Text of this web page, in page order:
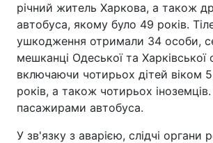
річний житель Харкова, а також
автобуса, якому було 49 років.
ушкодження отримали 34 особи,
мешканці Одеської та Харківської
включаючи чотирьох дітей віком
років, а також чотирьох
пасажирами автобуса.
У зв'язку з аварією, слідчі органи